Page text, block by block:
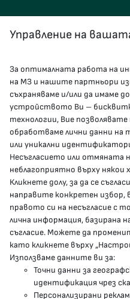
КОНТАКТИ
гр.София, 1000, пл.
МЗ В СОЦИАЛНИТЕ
Facebook страница
Instragram профил
YouTube канал
Управление на
За оптималната работа на
на МЗ и нашите партньори
съхраняваме и/или да имаме
устройството Ви –
технологии, Вие
обработваме лични данни на
или уникални
Несъгласието или отмяната
неблагоприятно върху
Кликнете долу, за да се
направите конкретен избор,
правото си на несъгласие с
лична информация, базирана
съгласие. Можете да
като кликнете върху
Използваме данните ви за:
Точни данни за
идентификация чрез
Персонализирани